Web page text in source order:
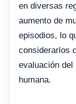
en diversas
aumento de
episodios, lo
considerarlos
evaluación
humana.